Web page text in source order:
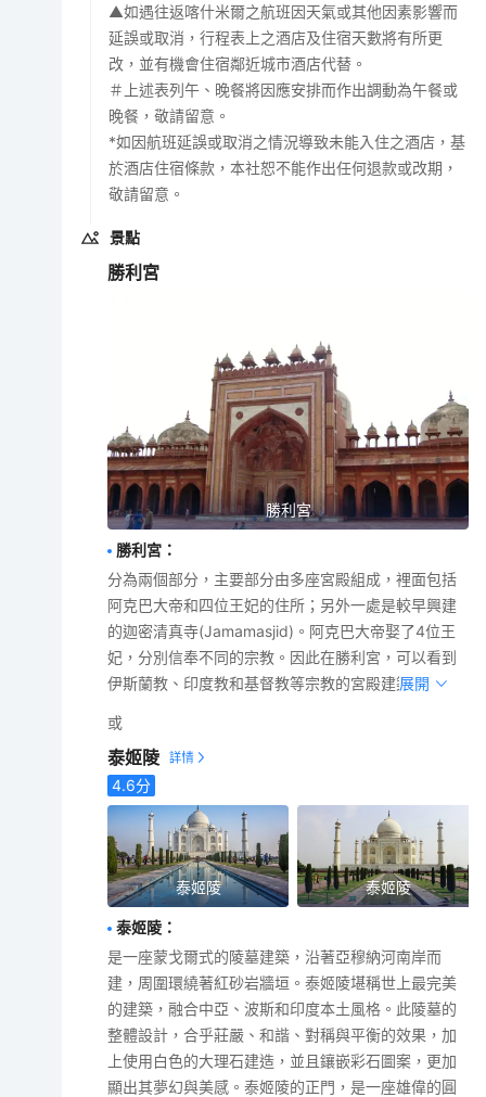
▲如遇往返喀什米爾之航班因天氣或其他因素影響而
延誤或取消，行程表上之酒店及住宿天數將有所更
改，並有機會住宿鄰近城市酒店代替。
＃上述表列午、晚餐將因應安排而作出調動為午餐或
晚餐，敬請留意。
*如因航班延誤或取消之情況導致未能入住之酒店，基
於酒店住宿條款，本社恕不能作出任何退款或改期，
敬請留意。
景點
勝利宮
勝利宮
勝利宮 ：
分為兩個部分，主要部分由多座宮殿組成，裡面包括
阿克巴大帝和四位王妃的住所；另外一處是較早興建
的迦密清真寺(Jamamasjid)。阿克巴大帝娶了4位王
妃，分別信奉不同的宗教。因此在勝利宮，可以看到
伊斯蘭教、印度教和基督教等宗教的宮殿建築。
展開
或
泰姬陵
4.6分
泰姬陵 泰姬陵
泰姬陵 ：
是一座蒙戈爾式的陵墓建築，沿著亞穆納河南岸而
建，周圍環繞著紅砂岩牆垣。泰姬陵堪稱世上最完美
的建築，融合中亞、波斯和印度本土風格。此陵墓的
整體設計，合乎莊嚴、和諧、對稱與平衡的效果，加
上使用白色的大理石建造，並且鑲嵌彩石圖案，更加
顯出其夢幻與美感。泰姬陵的正門，是一座雄偉的圓